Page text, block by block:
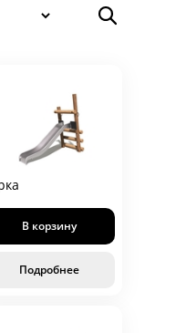
В корзину
Подробнее